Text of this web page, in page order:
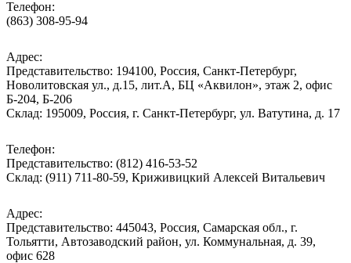
Телефон:
(863) 308-95-94
Адрес:
Представительство: 194100, Россия, Санкт-Петербург,
Новолитовская ул., д.15, лит.А, БЦ «Аквилон», этаж 2, офис
Б-204, Б-206
Склад: 195009, Россия, г. Санкт-Петербург, ул. Ватутина, д. 17
Телефон:
Представительство: (812) 416-53-52
Склад: (911) 711-80-59, Криживицкий Алексей Витальевич
Адрес:
Представительство: 445043, Россия, Самарская обл., г.
Тольятти, Автозаводский район, ул. Коммунальная, д. 39,
офис 628